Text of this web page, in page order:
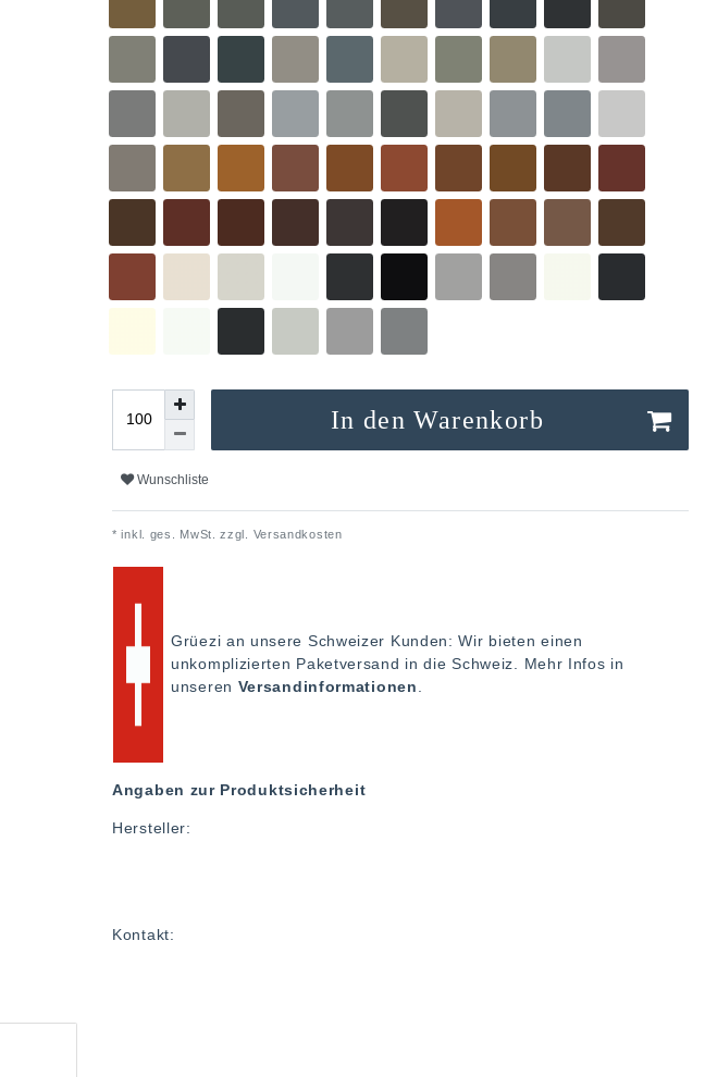
In den Warenkorb
Wunschliste
* inkl. ges. MwSt. zzgl. Versandkosten
Grüezi an unsere Schweizer Kunden: Wir bieten einen
unkomplizierten Paketversand in die Schweiz. Mehr Infos in
unseren Versandinformationen
Angaben zur Produktsicherheit
Hersteller:
Kontakt: